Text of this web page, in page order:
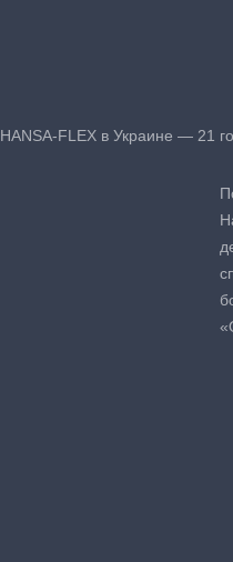
HANSA-FLEX в Украине — 21